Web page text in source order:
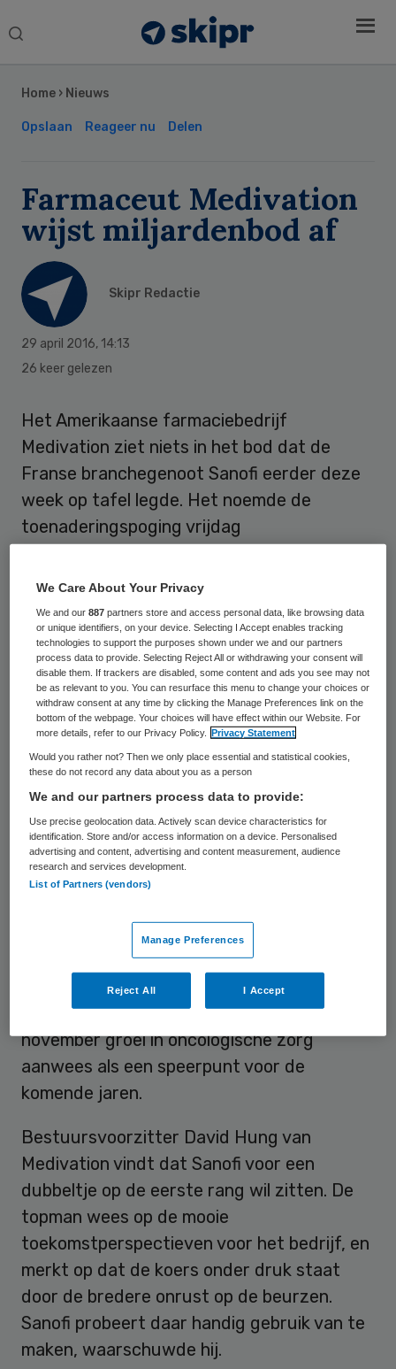
Search
Home › Nieuws
Opslaan Reageer nu Delen
Farmaceut Medivation
wijst miljardenbod af
Skipr Redactie
29 april 2016, 14:13
26 keer gelezen
Het Amerikaanse farmaciebedrijf
Medivation ziet niets in het bod dat de
Franse branchegenoot Sanofi eerder deze
week op tafel legde. Het noemde de
toenaderingspoging vrijdag
niet in het belang van de eigen
aandeelhouders.
Sanofi wil Medivation overnemen voor 9,3
miljard dollar (8,2 miljard euro). Dat is ruim
de helft meer dan het in San Francisco
gevestigde Medivation gemiddeld op de
beurs waard was in de twee maanden
voordat eind maart voor het eerst
geruchten over een overname de kop
opstaken.
Medivation heeft een middel tegen
andere kankermedicijnen in ontwikkeling.
Daarmee sluit het productaanbod van het
Amerikaanse bedrijf goed aan bij de
toekomstplannen van Sanofi, dat in
november groei in oncologische zorg
aanwees als een speerpunt voor de
komende jaren.
Bestuursvoorzitter David Hung van
Medivation vindt dat Sanofi voor een
dubbeltje op de eerste rang wil zitten. De
topman wees op de mooie
toekomstperspectieven voor het bedrijf, en
merkt op dat de koers onder druk staat
door de bredere onrust op de beurzen.
Sanofi probeert daar handig gebruik van te
maken, waarschuwde hij.
Sidebar
We Care About Your Privacy
We and our887 partners store and access personal data, like browsing data
or unique identifiers, on your device. Selecting I Accept enables tracking
technologies to support the purposes shown under we and our partners
process data to provide. Selecting Reject All or withdrawing your consent will
disable them. If trackers are disabled, some content and ads you see may not
be as relevant to you. You can resurface this menu to change your choices or
withdraw consent at any time by clicking the Manage Preferences link on the
bottom of the webpage. Your choices will have effect within our Website. For
more details, refer to our Privacy Policy.
Privacy Statement
Would you rather not? Then we only place essential and statistical cookies,
these do not record any data about you as a person
We and our partners process data to provide:
Use precise geolocation data. Actively scan device characteristics for
identification. Store and/or access information on a device. Personalised
advertising and content, advertising and content measurement, audience
research and services development.
List of Partners (vendors)
Manage Preferences
Reject All I Accept